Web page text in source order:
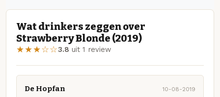
Wat drinkers zeggen over
Strawberry Blonde (2019)
★★★☆☆3.8 uit 1 review
De Hopfan 10-08-2019